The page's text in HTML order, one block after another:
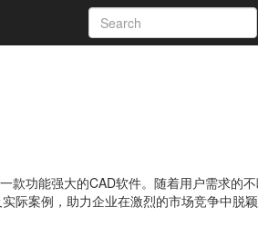
款功能强大的CAD软件。随着用户需求的
际案例，助力企业在激烈的市场竞争中脱颖